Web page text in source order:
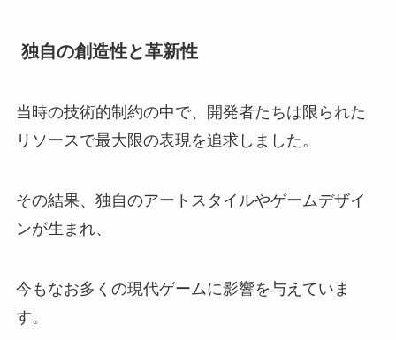
独自の創造性と革新性
当時の技術的制約の中で、開発者たちは限られた
リソースで最大限の表現を追求しました。
その結果、独自のアートスタイルやゲームデザイ
ンが生まれ、
今もなお多くの現代ゲームに影響を与えていま
す。